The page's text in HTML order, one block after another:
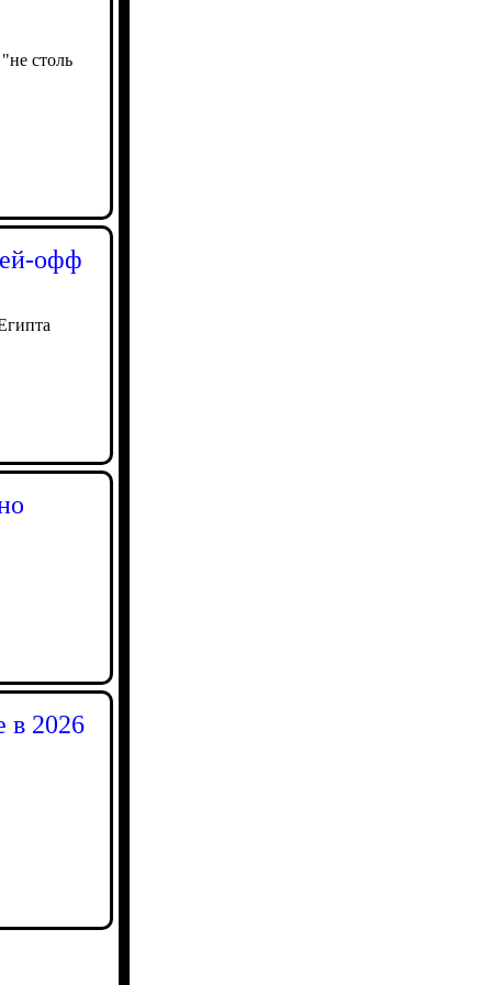
столь
офф
в 2026